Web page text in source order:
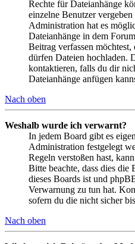
Rechte für Dateianhänge
einzelne Benutzer
Administration hat es
Dateianhänge in dem
Beitrag verfassen
dürfen Dateien hochladen.
kontaktieren, falls du dir
Dateianhänge anfügen
Nach oben
Weshalb wurde ich verwarnt?
In jedem Board gibt es
Administration festgelegt
Regeln verstoßen hast,
Bitte beachte, dass dies die
dieses Boards ist und
Verwarnung zu tun hat.
sofern du die nicht sicher
Nach oben